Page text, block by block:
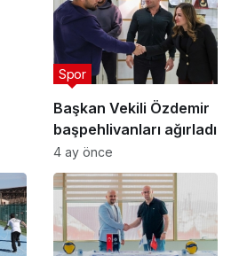
Başkan Vekili Özdemir
başpehlivanları ağırladı
Spor
4 ay önce